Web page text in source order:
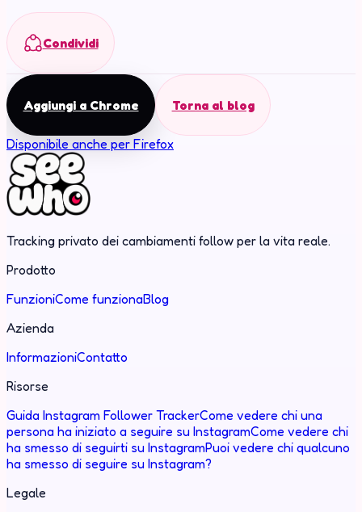
Condividi
Aggiungi a Chrome Torna al blog
Disponibile anche per Firefox
Tracking privato dei cambiamenti follow per la vita reale.
Prodotto
FunzioniCome funzionaBlog
Azienda
InformazioniContatto
Risorse
Guida Instagram Follower TrackerCome vedere chi una
persona ha iniziato a seguire su InstagramCome vedere chi
ha smesso di seguirti su InstagramPuoi vedere chi qualcuno
ha smesso di seguire su Instagram?
Legale